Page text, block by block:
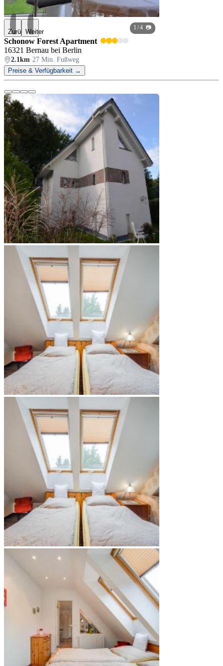
ZurückWeiter
1 / 4 📷
Schonow Forest Apartment
16321 Bernau bei Berlin
2.1km·27 Min. Fußweg
Preise & Verfügbarkeit →